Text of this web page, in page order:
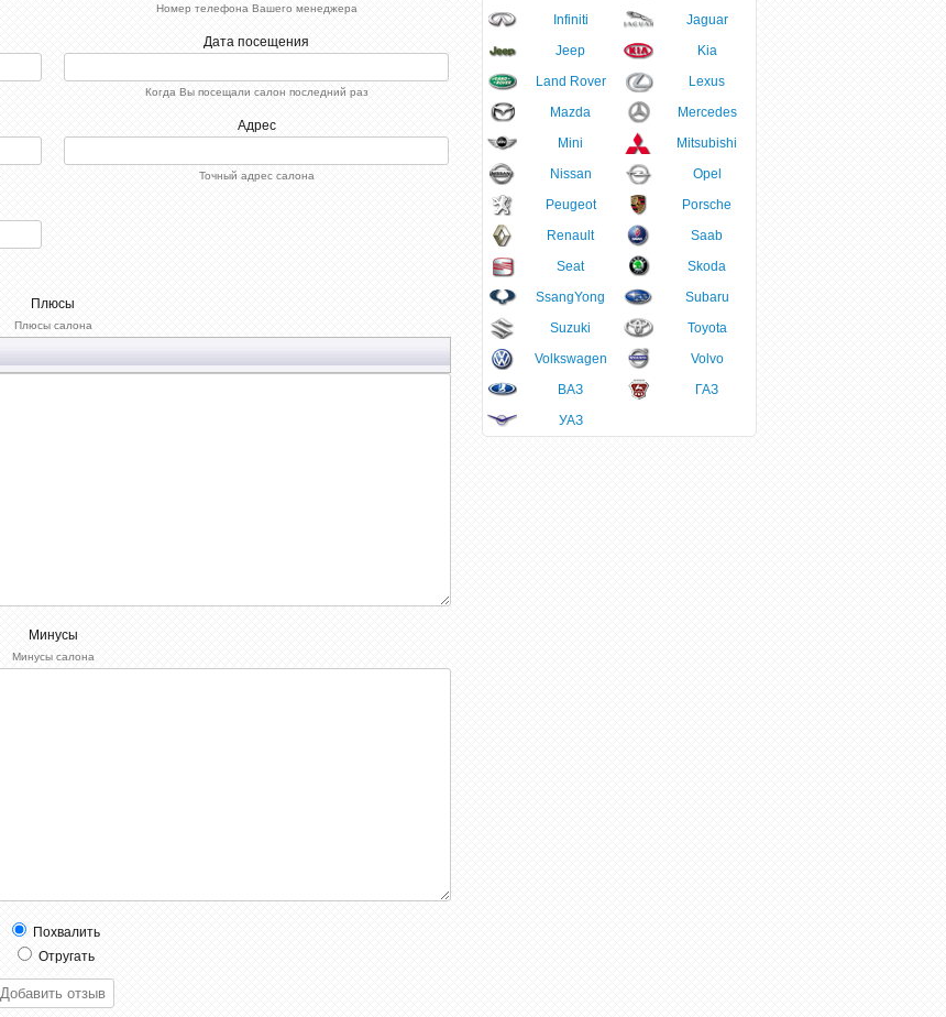
Номер телефона Вашего менеджера
Дата посещения
Когда Вы посещали салон последний раз
Адрес
Точный адрес салона
Плюсы
Плюсы салона
Минусы
Минусы салона
Похвалить
Отругать
Infiniti
Jaguar
Jeep
Kia
Land Rover
Lexus
Mazda
Mercedes
Mini
Mitsubishi
Nissan
Opel
Peugeot
Porsche
Renault
Saab
Seat
Skoda
SsangYong
Subaru
Suzuki
Toyota
Volkswagen
Volvo
ВАЗ
ГАЗ
УАЗ